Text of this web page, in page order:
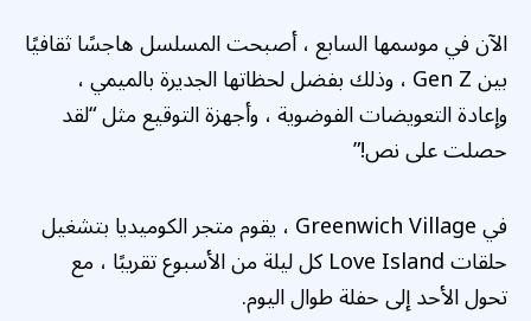
الآن في موسمها السابع ، أصبحت المسلسل هاجسًا ثقافيًا
بين Gen Z ، وذلك بفضل لحظاتها الجديرة بالميمي ،
وإعادة التعويضات الفوضوية ، وأجهزة التوقيع مثل “لقد
حصلت على نص!”
في Greenwich Village ، يقوم متجر الكوميديا ​​بتشغيل
حلقات Love Island كل ليلة من الأسبوع تقريبًا ، مع
تحول الأحد إلى حفلة طوال اليوم.